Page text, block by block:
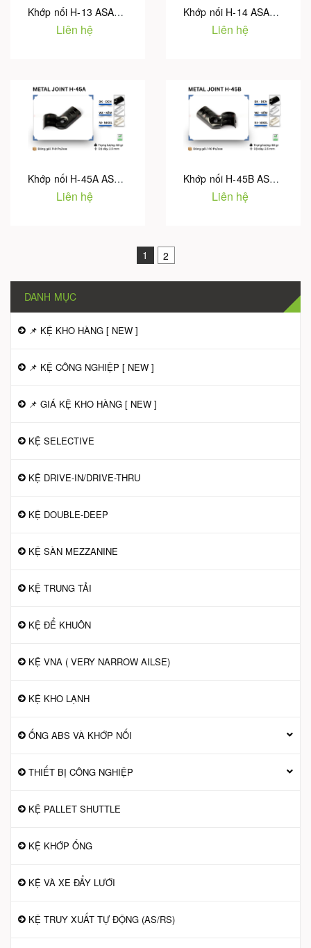
Khớp nối H-13 ASADO
Liên hệ
Khớp nối H-14 ASADO
Liên hệ
Khớp nối H-45A ASADO
Liên hệ
Khớp nối H-45B ASADO
Liên hệ
1 2
DANH MỤC
📌 KỆ KHO HÀNG [ NEW ]
📌 KỆ CÔNG NGHIỆP [ NEW ]
📌 GIÁ KỆ KHO HÀNG [ NEW ]
KỆ SELECTIVE
KỆ DRIVE-IN/DRIVE-THRU
KỆ DOUBLE-DEEP
KỆ SÀN MEZZANINE
KỆ TRUNG TẢI
KỆ ĐỂ KHUÔN
KỆ VNA ( VERY NARROW AILSE)
KỆ KHO LẠNH
ỐNG ABS VÀ KHỚP NỐI
THIẾT BỊ CÔNG NGHIỆP
KỆ PALLET SHUTTLE
KỆ KHỚP ỐNG
KỆ VÀ XE ĐẨY LƯỚI
KỆ TRUY XUẤT TỰ ĐỘNG (AS/RS)